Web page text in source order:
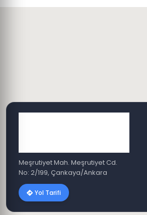
Meşrutiyet Mah. Meşrutiyet Cd.
No: 2/199, Çankaya/Ankara
Yol Tarifi